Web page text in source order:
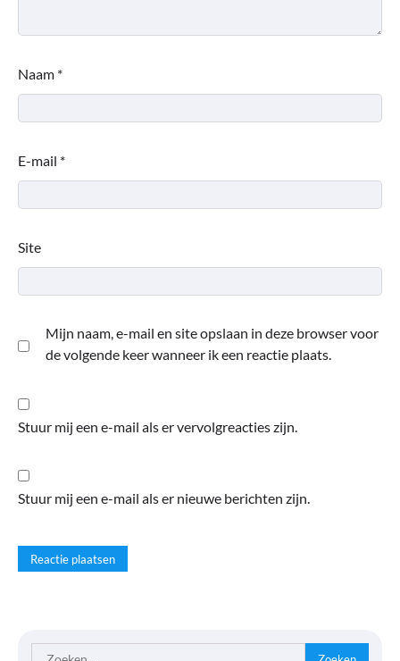
Naam *
E-mail *
Site
Mijn naam, e-mail en site opslaan in deze browser voor
de volgende keer wanneer ik een reactie plaats.
Stuur mij een e-mail als er vervolgreacties zijn.
Stuur mij een e-mail als er nieuwe berichten zijn.
Zoeken